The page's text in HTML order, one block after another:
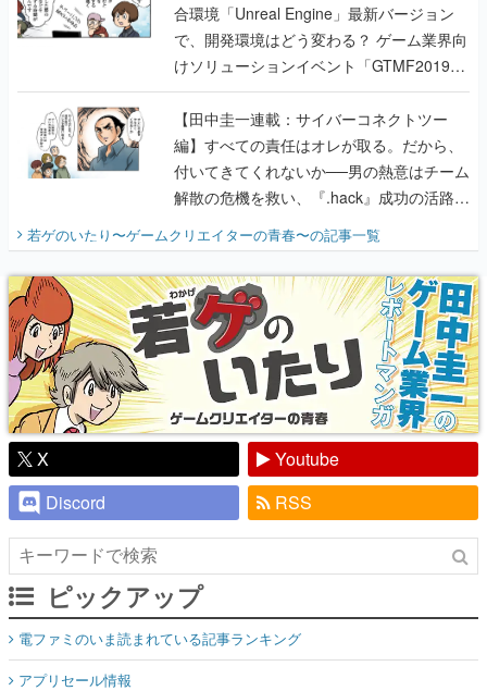
合環境「Unreal Engine」最新バージョン
で、開発環境はどう変わる？ ゲーム業界向
けソリューションイベント「GTMF2019」
に行って、より理解を深めよう【PR】
【田中圭一連載：サイバーコネクトツー
編】すべての責任はオレが取る。だから、
付いてきてくれないか──男の熱意はチーム
解散の危機を救い、『.hack』成功の活路を
『少年ジャンプ』色だった【若ゲのいた
り】
若ゲのいたり〜ゲームクリエイターの青春〜の記事一覧
X
Youtube
Discord
RSS
ピックアップ
電ファミのいま読まれている記事ランキング
アプリセール情報